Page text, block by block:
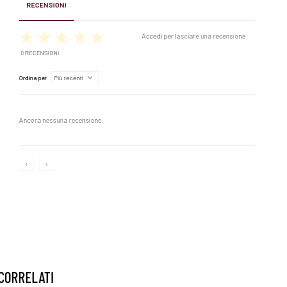
RECENSIONI
0 RECENSIONI
Accedi per lasciare una recensione.
Ordina per
Ancora nessuna recensione.
‹ ›